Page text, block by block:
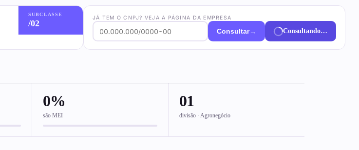
SUBCLASSE
/02
JÁ TEM O CNPJ? VEJA A PÁGINA DA EMPRESA
Consultar→ Consultando…
0%
são MEI
01
divisão · Agronegócio